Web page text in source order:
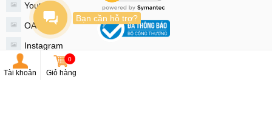
Youtube
OA Zalo
Instagram
Tiktok
Tài khoản
0
Giỏ hàng
Bạn cần hỗ trợ?